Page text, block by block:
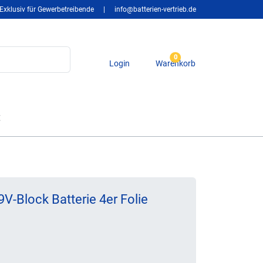
Exklusiv für Gewerbetreibende info@batterien-vertrieb.de
Login
0
Warenkorb
Block Batterie 4er Folie